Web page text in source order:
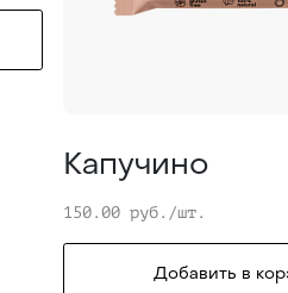
Капучино
150.00 руб./шт.
Добавить в